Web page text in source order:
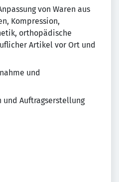
von Waren aus
Kompression,
orthopädische
Artikel vor Ort und
und
und Auftragserstellung